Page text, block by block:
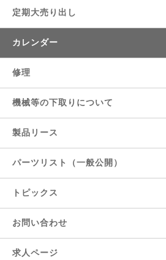
定期大売り出し
カレンダー
修理
機械等の下取りについて
製品リース
パーツリスト（一般公開）
トピックス
お問い合わせ
求人ページ